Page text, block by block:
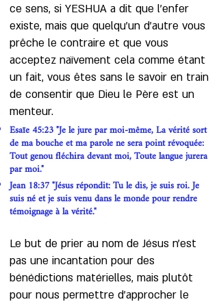
ce sens, si YESHUA a dit que l'enfer
existe, mais que quelqu'un d'autre vous
prêche le contraire et que vous
acceptez naïvement cela comme étant
un fait, vous êtes sans le savoir en train
de consentir que Dieu le Père est un
menteur.
Esaïe 45:23 "Je le jure par moi-même, La vérité sort
de ma bouche et ma parole ne sera point révoquée:
Tout genou fléchira devant moi, Toute langue jurera
par moi."
Jean 18:37 "Jésus répondit: Tu le dis, je suis roi. Je
suis né et je suis venu dans le monde pour rendre
témoignage à la vérité."
Le but de prier au nom de Jésus n'est
pas une incantation pour des
bénédictions matérielles, mais plutôt
pour nous permettre d'approcher le